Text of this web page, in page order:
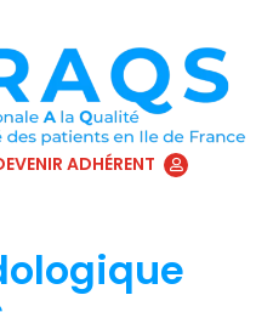
ADHÉRENT